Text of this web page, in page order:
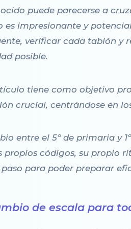
puede parecerse a
es impresionante y
verificar cada tablón y
posible.
tiene como objetivo
crucial, centrándose en
entre el 5º de primaria y
propios códigos, su propio
para poder preparar
de escala para